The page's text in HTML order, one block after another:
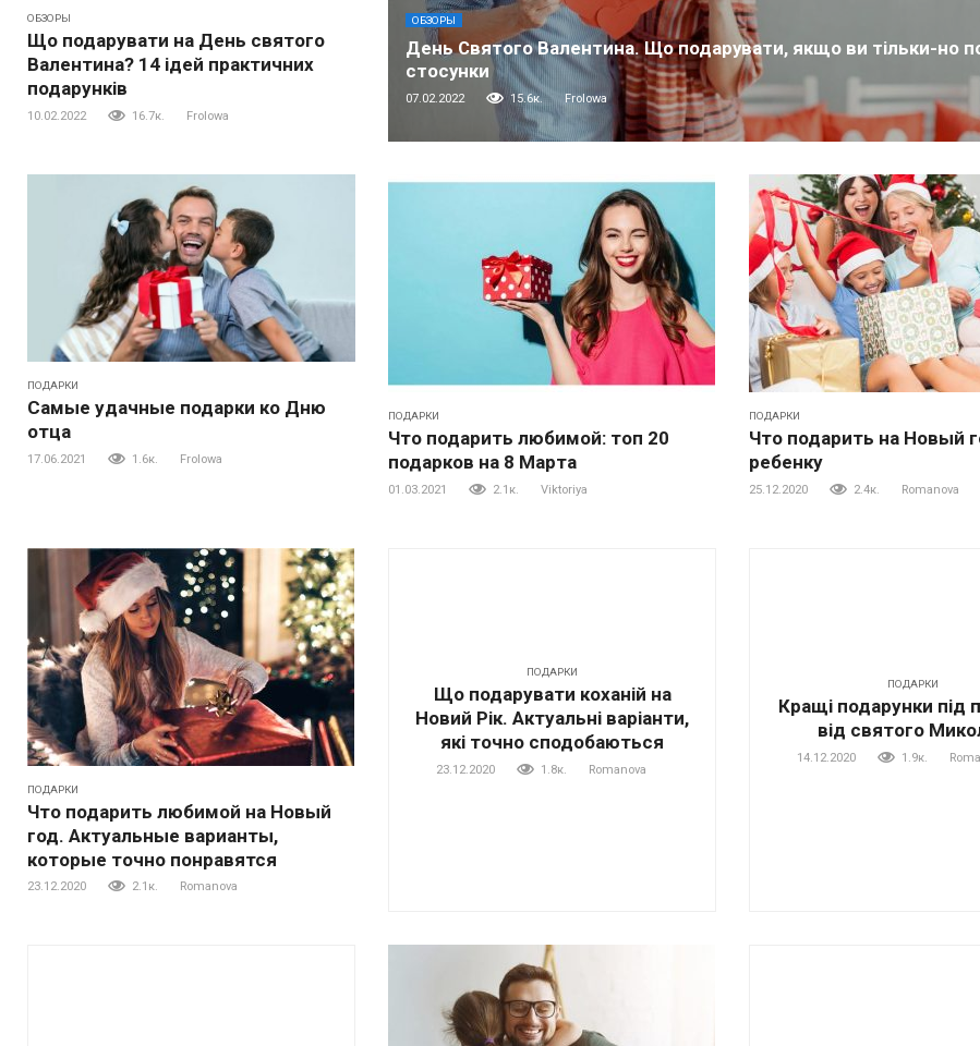
ОБЗОРЫ
Що подарувати на День святого
Валентина? 14 ідей практичних
подарунків
10.02.2022 16.7к. Frolowa
ОБЗОРЫ
День Святого Валентина. Що подарувати, якщо ви тільки-но
стосунки
07.02.2022 15.6к. Frolowa
ПОДАРКИ
Самые удачные подарки ко Дню
отца
17.06.2021 1.6к. Frolowa
ПОДАРКИ
Что подарить любимой: топ 20
подарков на 8 Марта
01.03.2021 2.1к. Viktoriya
ПОДАРКИ
Что подарить на Новый
ребенку
25.12.2020 2.4к. Romanova
ПОДАРКИ
Что подарить любимой на Новый
год. Актуальные варианты,
которые точно понравятся
23.12.2020 2.1к. Romanova
ПОДАРКИ
Що подарувати коханій на
Новий Рік. Актуальні варіанти,
які точно сподобаються
23.12.2020 1.8к. Romanova
ПОДАРКИ
Кращі подарунки під
від святого
14.12.2020 1.9к.